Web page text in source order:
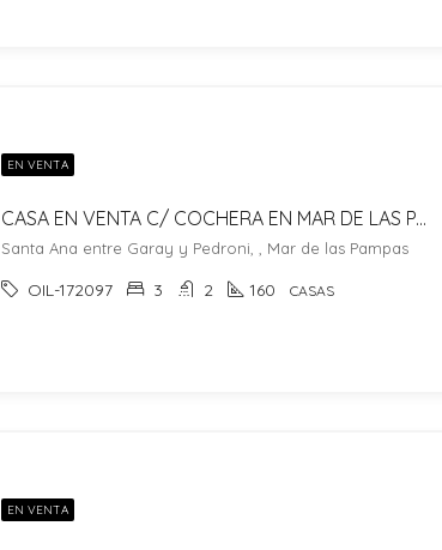
EN VENTA
CASA EN VENTA C/ COCHERA EN MAR DE LAS PAMPAS
Santa Ana entre Garay y Pedroni, , Mar de las Pampas
OIL-172097 3 2 160 CASAS
EN VENTA